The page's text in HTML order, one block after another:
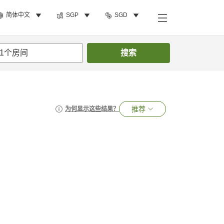
简体中文 SGP SGD
1个房间 搜索
为何显示这些结果？ 推荐